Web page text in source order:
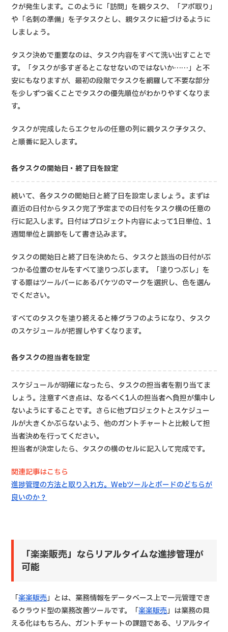
クが発生します。このように「訪問」を親タスク、「アポ取り」
や「名刺の準備」を子タスクとし、親タスクに紐づけるように
しましょう。
タスク決めで重要なのは、タスク内容をすべて洗い出すことで
す。「タスクが多すぎるとこなせないのではないか……」と不
安にもなりますが、最初の段階でタスクを網羅して不要な部分
を少しずつ省くことでタスクの優先順位がわかりやすくなりま
す。
タスクが完成したらエクセルの任意の列に親タスク→子タスク、
と順番に記入します。
各タスクの開始日・終了日を設定
続いて、各タスクの開始日と終了日を設定しましょう。まずは
直近の日付からタスク完了予定までの日付をタスク横の任意の
行に記入します。日付はプロジェクト内容によって1日単位、1
週間単位と調節をして書き込みます。
タスクの開始日と終了日を決めたら、タスクと該当の日付がぶ
つかる位置のセルをすべて塗りつぶします。「塗りつぶし」を
する際はツールバーにあるバケツのマークを選択し、色を選ん
でください。
すべてのタスクを塗り終えると棒グラフのようになり、タスク
のスケジュールが把握しやすくなります。
各タスクの担当者を設定
スケジュールが明確になったら、タスクの担当者を割り当てま
しょう。注意すべき点は、なるべく1人の担当者へ負担が集中し
ないようにすることです。さらに他プロジェクトとスケジュー
ルが大きくかぶらないよう、他のガントチャートと比較して担
当者決めを行ってください。
担当者が決定したら、タスクの横のセルに記入して完成です。
関連記事はこちら
進捗管理の方法と取り入れ方。Webツールとボードのどちらが
良いのか？
「楽楽販売」ならリアルタイムな進捗管理が
可能
「楽楽販売」とは、業務情報をデータベース上で一元管理でき
るクラウド型の業務改善ツールです。「楽楽販売」は業務の見
える化はもちろん、ガントチャートの課題である、リアルタイ